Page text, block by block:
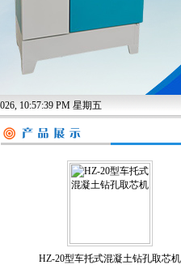
10:57:39 PM 星期五
HZ-20型车托式混凝土钻孔取芯机